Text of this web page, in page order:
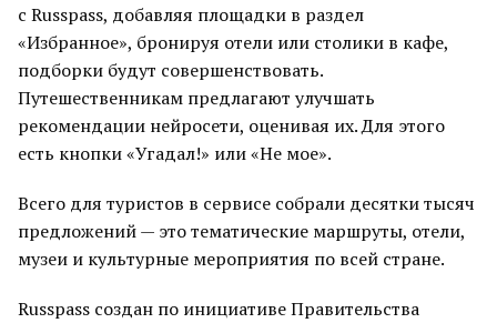
с Russpass, добавляя площадки в раздел
«Избранное», бронируя отели или столики в кафе,
подборки будут совершенствовать.
Путешественникам предлагают улучшать
рекомендации нейросети, оценивая их. Для этого
есть кнопки «Угадал!» или «Не мое».
Всего для туристов в сервисе собрали десятки тысяч
предложений — это тематические маршруты, отели,
музеи и культурные мероприятия по всей стране.
Russpass создан по инициативе Правительства